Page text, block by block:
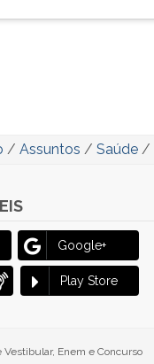
/ Assuntos / Saúde /
Google+
Play Store
Enem e Concurso